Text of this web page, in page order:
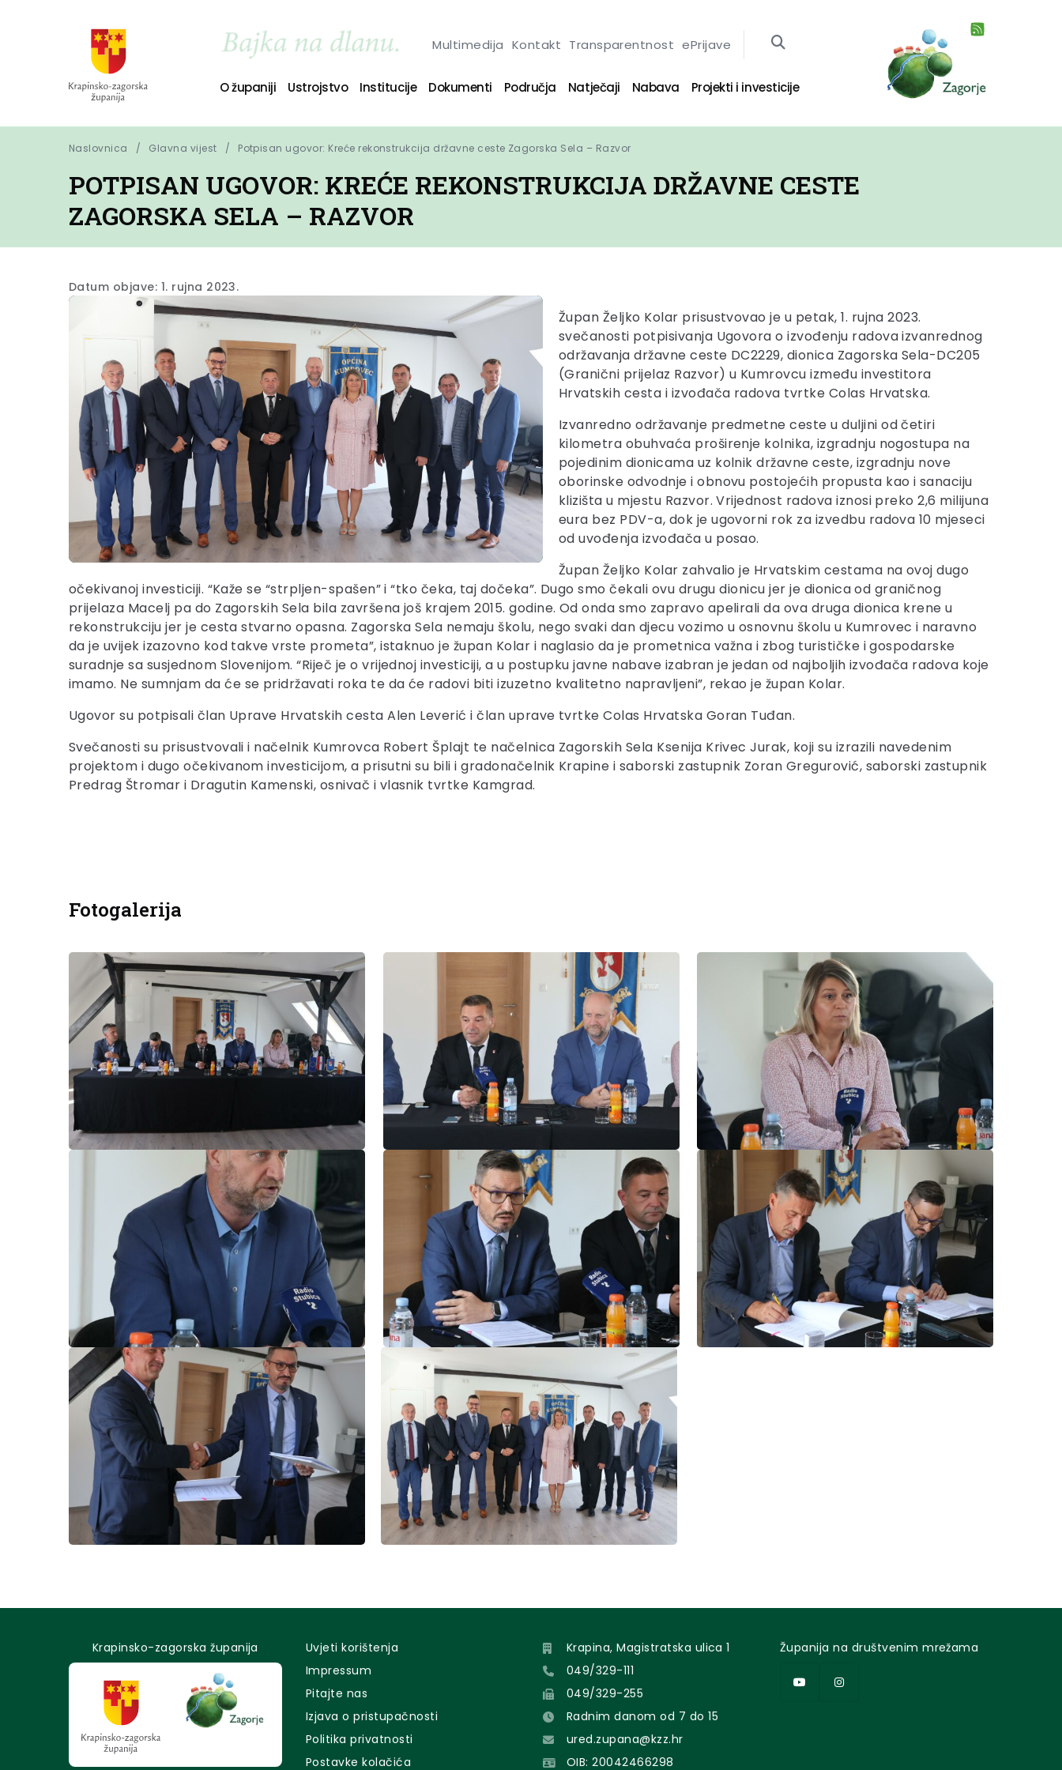
Multimedija Kontakt Transparentnost ePrijave
O županiji Ustrojstvo Institucije Dokumenti Područja Natječaji Nabava Projekti i investicije
Naslovnica Glavna vijest Potpisan ugovor: Kreće rekonstrukcija državne ceste Zagorska Sela – Razvor
POTPISAN UGOVOR: KREĆE REKONSTRUKCIJA DRŽAVNE CESTE
ZAGORSKA SELA – RAZVOR
Datum objave: 1. rujna 2023.
Župan Željko Kolar prisustvovao je u petak, 1. rujna 2023.
svečanosti potpisivanja Ugovora o izvođenju radova izvanrednog
održavanja državne ceste DC2229, dionica Zagorska Sela-DC205
(Granični prijelaz Razvor) u Kumrovcu između investitora
Hrvatskih cesta i izvođača radova tvrtke Colas Hrvatska.
Izvanredno održavanje predmetne ceste u duljini od četiri
kilometra obuhvaća proširenje kolnika, izgradnju nogostupa na
pojedinim dionicama uz kolnik državne ceste, izgradnju nove
oborinske odvodnje i obnovu postojećih propusta kao i sanaciju
klizišta u mjestu Razvor. Vrijednost radova iznosi preko 2,6 milijuna
eura bez PDV-a, dok je ugovorni rok za izvedbu radova 10 mjeseci
od uvođenja izvođača u posao.
Župan Željko Kolar zahvalio je Hrvatskim cestama na ovoj dugo
očekivanoj investiciji. “Kaže se “strpljen-spašen” i “tko čeka, taj dočeka”. Dugo smo čekali ovu drugu dionicu jer je dionica od graničnog
prijelaza Macelj pa do Zagorskih Sela bila završena još krajem 2015. godine. Od onda smo zapravo apelirali da ova druga dionica krene u
rekonstrukciju jer je cesta stvarno opasna. Zagorska Sela nemaju školu, nego svaki dan djecu vozimo u osnovnu školu u Kumrovec i naravno
da je uvijek izazovno kod takve vrste prometa”, istaknuo je župan Kolar i naglasio da je prometnica važna i zbog turističke i gospodarske
suradnje sa susjednom Slovenijom. “Riječ je o vrijednoj investiciji, a u postupku javne nabave izabran je jedan od najboljih izvođača radova koje
imamo. Ne sumnjam da će se pridržavati roka te da će radovi biti izuzetno kvalitetno napravljeni”, rekao je župan Kolar.
Ugovor su potpisali član Uprave Hrvatskih cesta Alen Leverić i član uprave tvrtke Colas Hrvatska Goran Tuđan.
Svečanosti su prisustvovali i načelnik Kumrovca Robert Šplajt te načelnica Zagorskih Sela Ksenija Krivec Jurak, koji su izrazili navedenim
projektom i dugo očekivanom investicijom, a prisutni su bili i gradonačelnik Krapine i saborski zastupnik Zoran Gregurović, saborski zastupnik
Predrag Štromar i Dragutin Kamenski, osnivač i vlasnik tvrtke Kamgrad.
Fotogalerija
Krapinsko-zagorska županija
Uvjeti korištenja
Impressum
Pitajte nas
Izjava o pristupačnosti
Politika privatnosti
Postavke kolačića
Krapina, Magistratska ulica 1
049/329-111
049/329-255
Radnim danom od 7 do 15
ured.zupana@kzz.hr
OIB: 20042466298
Županija na društvenim mrežama